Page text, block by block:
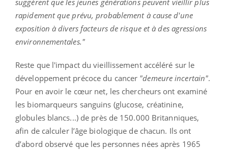
rapidement que prévu, probablement à cause d'une
exposition à divers facteurs de risque et à des agressions
environnementales."
Reste que l'impact du vieillissement accéléré sur le
développement précoce du cancer "demeure incertain".
Pour en avoir le cœur net, les chercheurs ont examiné
les biomarqueurs sanguins (glucose, créatinine,
globules blancs...) de près de 150.000 Britanniques,
afin de calculer l’âge biologique de chacun. Ils ont
d’abord observé que les personnes nées après 1965